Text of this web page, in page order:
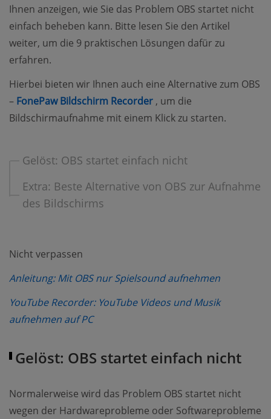
Ihnen anzeigen, wie Sie das Problem OBS startet nicht
einfach beheben kann. Bitte lesen Sie den Artikel
weiter, um die 9 praktischen Lösungen dafür zu
erfahren.
Hierbei bieten wir Ihnen auch eine Alternative zum OBS
– FonePaw Bildschirm Recorder (opens new window)
, um die
Bildschirmaufnahme mit einem Klick zu starten.
Gelöst: OBS startet einfach nicht
Extra: Beste Alternative von OBS zur Aufnahme
des Bildschirms
Nicht verpassen
Anleitung: Mit OBS nur Spielsound aufnehmen(opens
YouTube Recorder: YouTube Videos und Musik
aufnehmen auf PC(opens new window)
Gelöst: OBS startet einfach nicht
Normalerweise wird das Problem OBS startet nicht
wegen der Hardwareprobleme oder Softwareprobleme